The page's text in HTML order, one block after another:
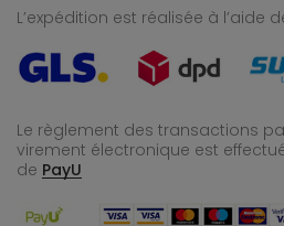
L’expédition est réalisée à l’aide
Le règlement des transactions
virement électronique est
de PayU